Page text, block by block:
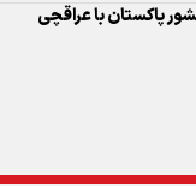
پاکستان با عراقچی